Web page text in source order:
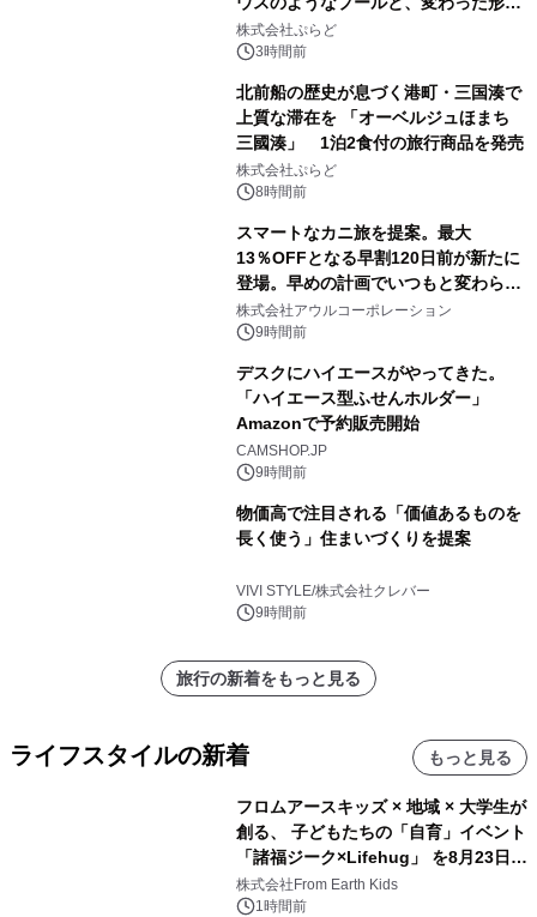
サウナも 「THE BOXY AWAJI」のお
得な素泊まり連泊プランで
株式会社ぷらど
3時間前
北前船の歴史が息づく港町・三国湊で
上質な滞在を 「オーベルジュほまち
三國湊」 1泊2食付の旅行商品を発売
株式会社ぷらど
8時間前
スマートなカニ旅を提案。最大
13％OFFとなる早割120日前が新たに
登場。早めの計画でいつもと変わらぬ
大人の冬旅を。ー夕日ヶ浦温泉「佳松
苑 別邸ふうか」ー
株式会社アウルコーポレーション
9時間前
デスクにハイエースがやってきた。
「ハイエース型ふせんホルダー」
Amazonで予約販売開始
CAMSHOP.JP
9時間前
物価高で注目される「価値あるものを
長く使う」住まいづくりを提案
VIVI STYLE/株式会社クレバー
9時間前
旅行の新着をもっと見る
ライフスタイルの新着 もっと見る
フロムアースキッズ × 地域 × 大学生が
創る、 子どもたちの「自育」イベント
「諸福ジーク×Lifehug」 を8月23日
(日)開催
株式会社From Earth Kids
1時間前